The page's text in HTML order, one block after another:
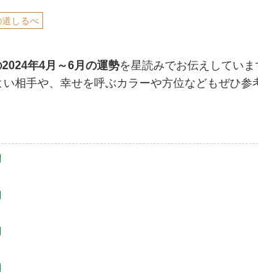
しるべ
2024年4月～6月の運勢を星読みでお伝えしてい
相手や、幸せを呼ぶカラーや方位などもぜひ参